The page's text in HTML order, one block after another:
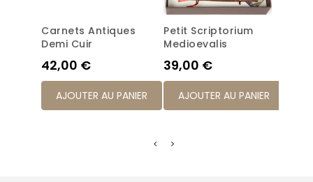
Carnets Antiques
Demi Cuir
Prix
42,00 €
AJOUTER AU PANIER
Petit Scriptorium
Medioevalis
Prix
39,00 €
AJOUTER AU PANIER